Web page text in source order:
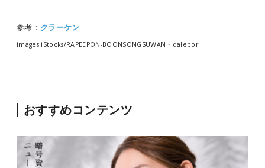
参考： クラーケン
images:iStocks/RAPEEPON-BOONSONGSUWAN・dalebor
おすすめコンテンツ